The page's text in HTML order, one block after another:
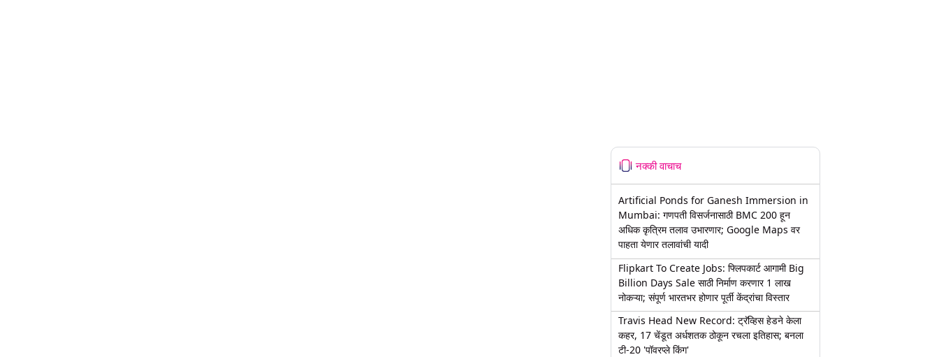
नक्की वाचाच
Artificial Ponds for Ganesh Immersion in
Mumbai: गणपती विसर्जनासाठी BMC 200 हून
अधिक कृत्रिम तलाव उभारणार; Google Maps वर
पाहता येणार तलावांची यादी
Flipkart To Create Jobs: फ्लिपकार्ट आगामी Big
Billion Days Sale साठी निर्माण करणार 1 लाख
नोकऱ्या; संपूर्ण भारतभर होणार पूर्ती केंद्रांचा विस्तार
Travis Head New Record: ट्रॅव्हिस हेडने केला
कहर, 17 चेंडूत अर्धशतक ठोकून रचला इतिहास; बनला
टी-20 'पॉवरप्ले किंग'